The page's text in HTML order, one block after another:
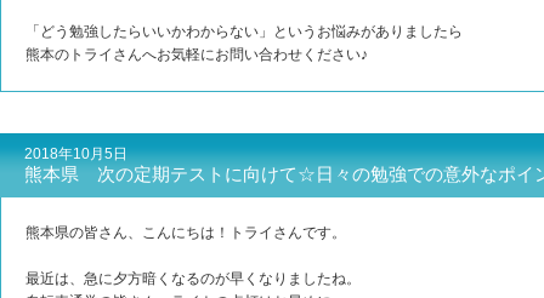
「どう勉強したらいいかわからない」というお悩みがありましたら
熊本のトライさんへお気軽にお問い合わせください♪
2018年10月5日
熊本県 次の定期テストに向けて☆日々の勉強での意外なポイ
熊本県の皆さん、こんにちは！トライさんです。
最近は、急に夕方暗くなるのが早くなりましたね。